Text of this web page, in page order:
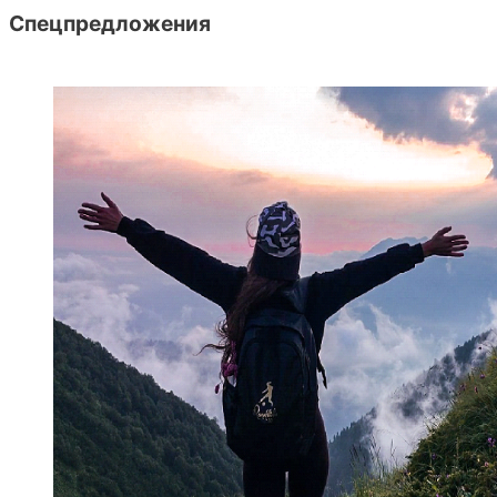
Спецпредложения